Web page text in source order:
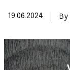
19.06.2024 By